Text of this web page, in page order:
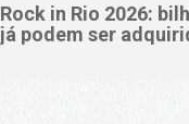
Rock in Rio 2026:
já podem ser